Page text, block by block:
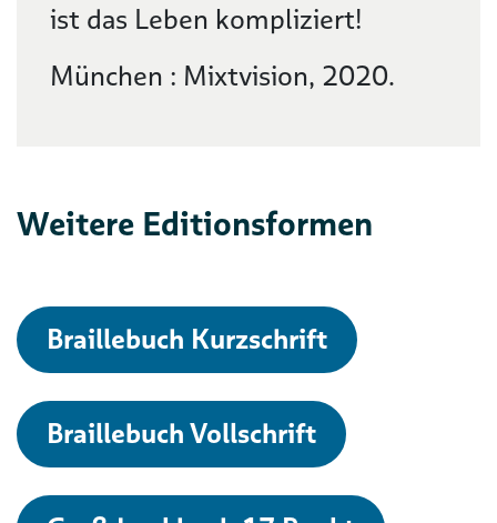
ist das Leben kompliziert!
München : Mixtvision, 2020.
Weitere Editionsformen
Braillebuch Kurzschrift
Braillebuch Vollschrift